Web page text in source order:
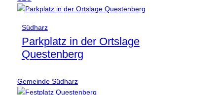
Südharz
Parkplatz in der Ortslage
Questenberg
Gemeinde Südharz